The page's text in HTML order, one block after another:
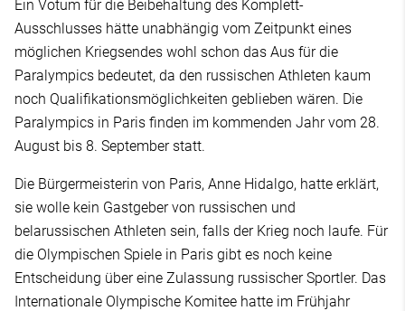
Ein Votum für die Beibehaltung des Komplett-
Ausschlusses hätte unabhängig vom Zeitpunkt eines
möglichen Kriegsendes wohl schon das Aus für die
Paralympics bedeutet, da den russischen Athleten kaum
noch Qualifikationsmöglichkeiten geblieben wären. Die
Paralympics in Paris finden im kommenden Jahr vom 28.
August bis 8. September statt.
Die Bürgermeisterin von Paris, Anne Hidalgo, hatte erklärt,
sie wolle kein Gastgeber von russischen und
belarussischen Athleten sein, falls der Krieg noch laufe. Für
die Olympischen Spiele in Paris gibt es noch keine
Entscheidung über eine Zulassung russischer Sportler. Das
Internationale Olympische Komitee hatte im Frühjahr